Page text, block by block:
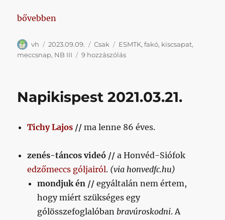
„Négytől ESMTK-Honvéd (kiscsapat)”
bővebben
Szerző
vh Közzétéve
2023.09.09. Kategória
Csak Címke
ESMTK,fakó, kiscsapat,
meccsnap, NB III 9 hozzászólásNégytől
című
Napikispest 2021.03.21.
Tichy Lajos // ma lenne 86 éves.
zenés-táncos videó // a Honvéd-Siófok
edzőmeccs góljairól. (via honvedfc.hu)
mondjuk én // egyáltalán nem értem,
hogy miért szükséges egy
gólösszefoglalóban bravúroskodni. A